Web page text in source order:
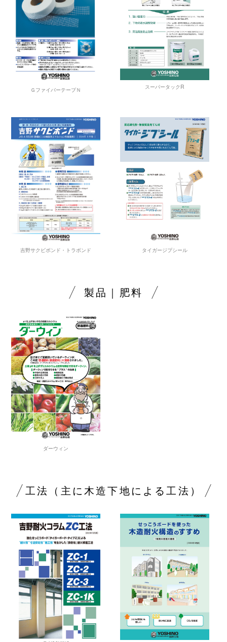
ＧファイバーテープＮ スーパータックR
吉野サクビボンド・トラボンド タイガージプシール
製品｜肥料
ダーウィン
工法（主に木造下地による工法）